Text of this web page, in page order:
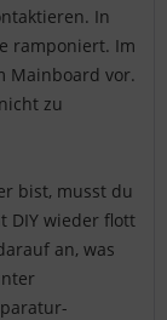
In
ramponiert. Im
Mainboard vor.
zu
bist, musst du
DIY wieder flott
an, was